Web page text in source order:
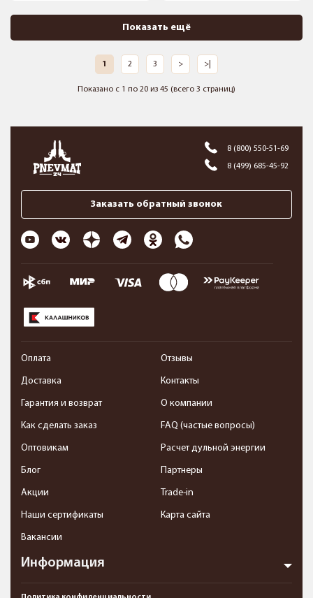
Показать ещё
1 2 3 > >|
Показано с 1 по 20 из 45 (всего 3 страниц)
8 (800) 550-51-69
8 (499) 685-45-92
Заказать обратный звонок
Информация
Оплата
Доставка
Гарантия и возврат
Как сделать заказ
Оптовикам
Блог
Акции
Наши сертификаты
Вакансии
Отзывы
Контакты
О компании
FAQ (частые вопросы)
Расчет дульной энергии
Партнеры
Trade-in
Карта сайта